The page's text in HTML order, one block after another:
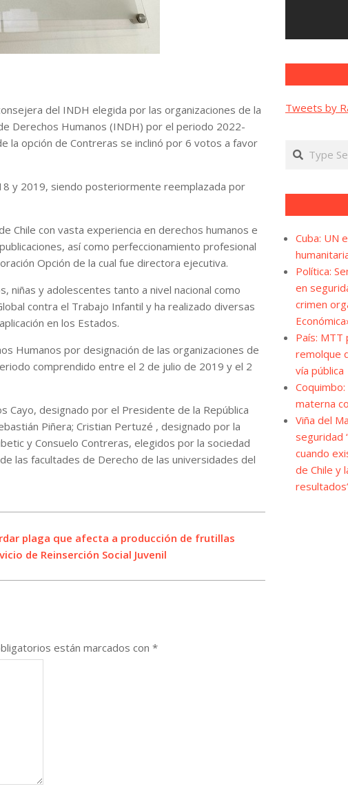
del INDH elegida por las organizaciones de la
Derechos Humanos (INDH) por el periodo 2022-
la opción de Contreras se inclinó por 6 votos a favor
y 2019, siendo posteriormente reemplazada por
Chile con vasta experiencia en derechos humanos e
así como perfeccionamiento profesional
Opción de la cual fue directora ejecutiva.
niñas y adolescentes tanto a nivel nacional como
contra el Trabajo Infantil y ha realizado diversas
en los Estados.
Humanos por designación de las organizaciones de
comprendido entre el 2 de julio de 2019 y el 2
Cayo, designado por el Presidente de la República
Piñera; Cristian Pertuzé , designado por la
y Consuelo Contreras, elegidos por la sociedad
las facultades de Derecho de las universidades del
plaga que afecta a producción de frutillas
de Reinserción Social Juvenil
están marcados con *
Tweets by
Search
Cuba: UN
Política:
en
crimen
País: MTT
remolque
vía pública
materna
Viña del
seguridad
cuando
de Chile y